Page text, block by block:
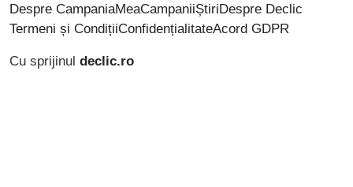
Despre CampaniaMeaCampaniiȘtiriDespre Declic
Termeni și CondițiiConfidențialitateAcord GDPR
Cu sprijinul declic.ro